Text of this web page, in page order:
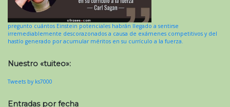
pregunto cuántos Einstein potenciales habrán llegado a sentirse
irremediablemente descorazonados a causa de exámenes competitivos y del
hastío generado por acumular méritos en su currículo a la fuerza.
Nuestro «tuiteo»:
Tweets by ks7000
Entradas por fecha